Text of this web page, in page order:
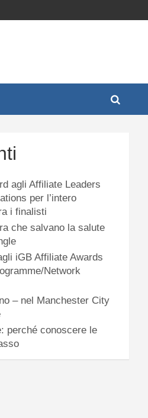
agli Affiliate Leaders
per l’intero
i finalisti
che salvano la salute
iGB Affiliate Awards
Network
– nel Manchester City
perché conoscere le